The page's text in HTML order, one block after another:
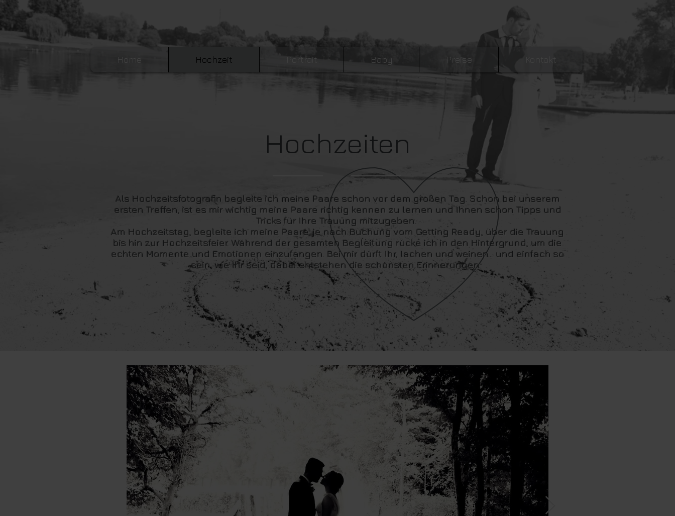
Home Hochzeit Portrait Baby Preise Kontakt
Hochzeiten
Als Hochzeitsfotografin begleite ich meine Paare schon vor dem großen Tag. Schon bei unserem
ersten Treffen, ist es mir wichtig meine Paare richtig kennen zu lernen und Ihnen schon Tipps und
Tricks für Ihre Trauung mitzugeben.
Am Hochzeitstag, begleite ich meine Paare, je nach Buchung vom Getting Ready, über die Trauung
bis hin zur Hochzeitsfeier. Während der gesamten Begleitung rücke ich in den Hintergrund, um die
echten Momente und Emotionen einzufangen. Bei mir dürft Ihr, lachen und weinen... und einfach so
sein, wie Ihr seid, dabei entstehen die schönsten Erinnerungen.